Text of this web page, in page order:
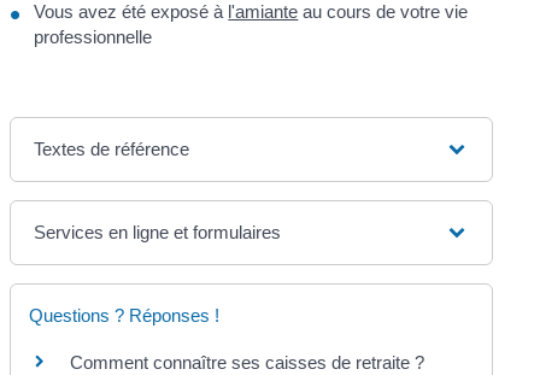
Vous avez été exposé à l'amiante au cours de votre vie
professionnelle
Textes de référence
Services en ligne et formulaires
Questions ? Réponses !
Comment connaître ses caisses de retraite ?